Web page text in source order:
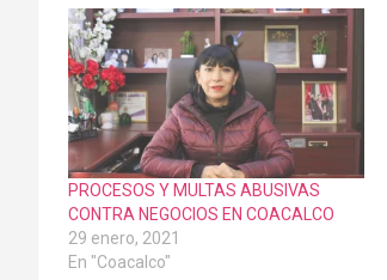
PROCESOS Y MULTAS ABUSIVAS
CONTRA NEGOCIOS EN COACALCO
29 enero, 2021
En "Coacalco"